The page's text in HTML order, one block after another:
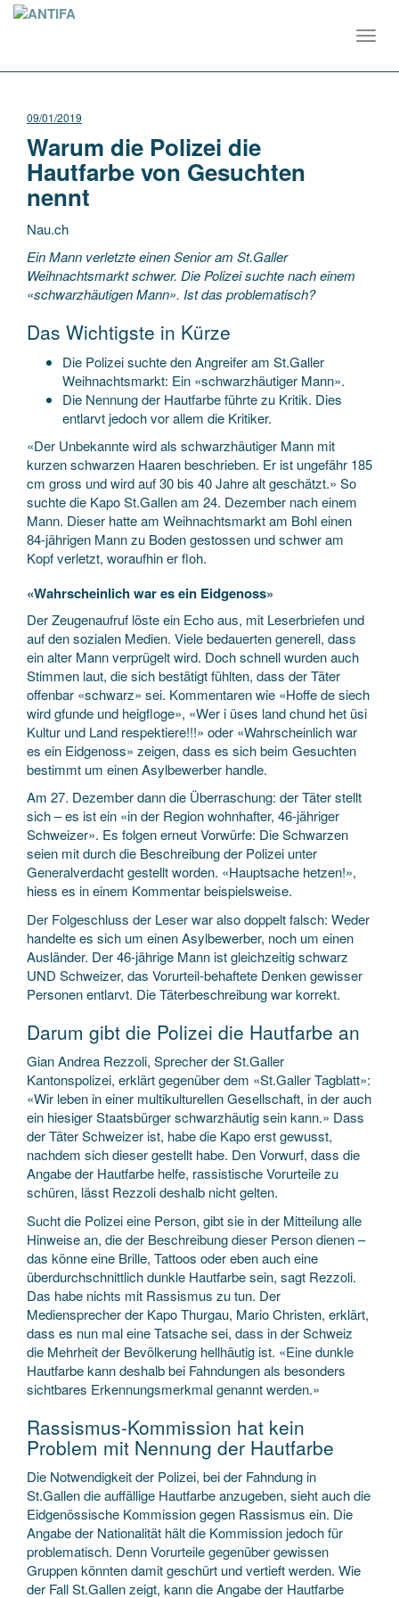
09/01/2019
Warum die Polizei die
Hautfarbe von Gesuchten
nennt
Nau.ch
Ein Mann verletzte einen Senior am St.Galler
Weihnachtsmarkt schwer. Die Polizei suchte nach einem
«schwarzhäutigen Mann». Ist das problematisch?
Das Wichtigste in Kürze
Die Polizei suchte den Angreifer am St.Galler
Weihnachtsmarkt: Ein «schwarzhäutiger Mann».
Die Nennung der Hautfarbe führte zu Kritik. Dies
entlarvt jedoch vor allem die Kritiker.
«Der Unbekannte wird als schwarzhäutiger Mann mit
kurzen schwarzen Haaren beschrieben. Er ist ungefähr 185
cm gross und wird auf 30 bis 40 Jahre alt geschätzt.» So
suchte die Kapo St.Gallen am 24. Dezember nach einem
Mann. Dieser hatte am Weihnachtsmarkt am Bohl einen
84-jährigen Mann zu Boden gestossen und schwer am
Kopf verletzt, woraufhin er floh.
«Wahrscheinlich war es ein Eidgenoss»
Der Zeugenaufruf löste ein Echo aus, mit Leserbriefen und
auf den sozialen Medien. Viele bedauerten generell, dass
ein alter Mann verprügelt wird. Doch schnell wurden auch
Stimmen laut, die sich bestätigt fühlten, dass der Täter
offenbar «schwarz» sei. Kommentaren wie «Hoffe de siech
wird gfunde und heigfloge», «Wer i üses land chund het üsi
Kultur und Land respektiere!!!» oder «Wahrscheinlich war
es ein Eidgenoss» zeigen, dass es sich beim Gesuchten
bestimmt um einen Asylbewerber handle.
Am 27. Dezember dann die Überraschung: der Täter stellt
sich – es ist ein «in der Region wohnhafter, 46-jähriger
Schweizer». Es folgen erneut Vorwürfe: Die Schwarzen
seien mit durch die Beschreibung der Polizei unter
Generalverdacht gestellt worden. «Hauptsache hetzen!»,
hiess es in einem Kommentar beispielsweise.
Der Folgeschluss der Leser war also doppelt falsch: Weder
handelte es sich um einen Asylbewerber, noch um einen
Ausländer. Der 46-jährige Mann ist gleichzeitig schwarz
UND Schweizer, das Vorurteil-behaftete Denken gewisser
Personen entlarvt. Die Täterbeschreibung war korrekt.
Darum gibt die Polizei die Hautfarbe an
Gian Andrea Rezzoli, Sprecher der St.Galler
Kantonspolizei, erklärt gegenüber dem «St.Galler Tagblatt»:
«Wir leben in einer multikulturellen Gesellschaft, in der auch
ein hiesiger Staatsbürger schwarzhäutig sein kann.» Dass
der Täter Schweizer ist, habe die Kapo erst gewusst,
nachdem sich dieser gestellt habe. Den Vorwurf, dass die
Angabe der Hautfarbe helfe, rassistische Vorurteile zu
schüren, lässt Rezzoli deshalb nicht gelten.
Sucht die Polizei eine Person, gibt sie in der Mitteilung alle
Hinweise an, die der Beschreibung dieser Person dienen –
das könne eine Brille, Tattoos oder eben auch eine
überdurchschnittlich dunkle Hautfarbe sein, sagt Rezzoli.
Das habe nichts mit Rassismus zu tun. Der
Mediensprecher der Kapo Thurgau, Mario Christen, erklärt,
dass es nun mal eine Tatsache sei, dass in der Schweiz
die Mehrheit der Bevölkerung hellhäutig ist. «Eine dunkle
Hautfarbe kann deshalb bei Fahndungen als besonders
sichtbares Erkennungsmerkmal genannt werden.»
Rassismus-Kommission hat kein
Problem mit Nennung der Hautfarbe
Die Notwendigkeit der Polizei, bei der Fahndung in
St.Gallen die auffällige Hautfarbe anzugeben, sieht auch die
Eidgenössische Kommission gegen Rassismus ein. Die
Angabe der Nationalität hält die Kommission jedoch für
problematisch. Denn Vorurteile gegenüber gewissen
Gruppen könnten damit geschürt und vertieft werden. Wie
der Fall St.Gallen zeigt, kann die Angabe der Hautfarbe